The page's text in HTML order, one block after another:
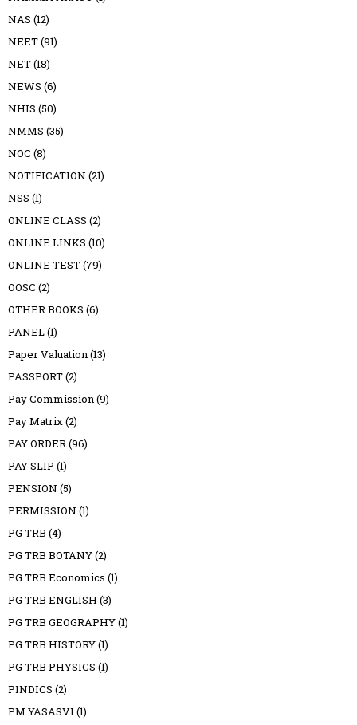
NAS (12)
NEET(91)
NET(18)
NEWS (6)
NHIS (50)
NMMS (35)
NOC (8)
NOTIFICATION (21)
NSS (1)
ONLINE CLASS (2)
ONLINE LINKS (10)
ONLINE TEST(79)
OOSC (2)
OTHER BOOKS (6)
PANEL(1)
Paper Valuation(13)
PASSPORT(2)
Pay Commission(9)
Pay Matrix(2)
PAY ORDER(96)
PAY SLIP (1)
PENSION (5)
PERMISSION (1)
PG TRB (4)
PG TRB BOTANY(2)
PG TRB Economics (1)
PG TRB ENGLISH (3)
PG TRB GEOGRAPHY(1)
PG TRB HISTORY(1)
PG TRB PHYSICS (1)
PINDICS (2)
PM YASASVI (1)